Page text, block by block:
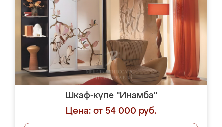
Шкаф-купе "Инамба"
Цена: от 54 000 руб.